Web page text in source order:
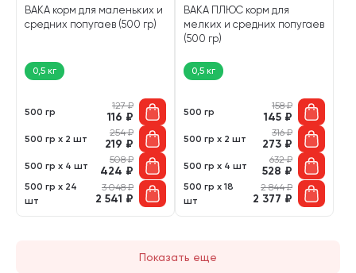
ВАКА корм для маленьких и
средних попугаев (500 гр)
0,5 кг
500 гр
127₽
116 ₽
500 гр х 2 шт
254₽
219 ₽
500 гр х 4 шт
508₽
424 ₽
500 гр х 24
шт
3 048₽
2 541 ₽
ВАКА ПЛЮС корм для
мелких и средних попугаев
(500 гр)
0,5 кг
500 гр
158₽
145 ₽
500 гр х 2 шт
316₽
273 ₽
500 гр х 4 шт
632₽
528 ₽
500 гр х 18
шт
2 844₽
2 377 ₽
Показать еще